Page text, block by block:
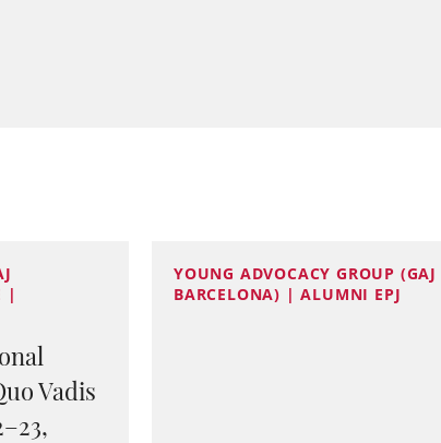
|
Vadis
YOUNG ADVOCACY GROUP (GAJ
BARCELONA) | ALUMNI EPJ